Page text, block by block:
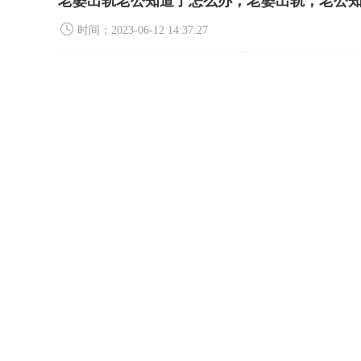
时间：2023-06-12 14:37:27